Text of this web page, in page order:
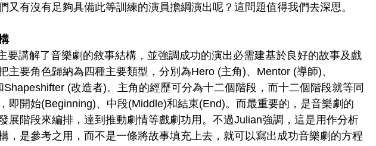
又有沒有足夠具備此等訓練的演員擔綱演出呢？這問題值得我們去深思。
要講解了音樂劇的敘事結構，並強調成功的演出必需建基於良好的故事及戲
主要角色歸納為四種主要類型，分別為Hero (主角)、Mentor (導師)、
Shapeshifter (改造者)。主角的經歷可分為十二個階段，而十二個階段就等同
即開始(Beginning)、中段(Middle)和結束(End)。而最重要的，是音樂劇的
展階段來編排，達到推動劇情等戲劇功用。不過Julian強調，這是用作分析
，是參考之用，而不是一條將故事填充上去，就可以寫出成功音樂劇的方程